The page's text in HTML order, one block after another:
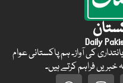
Daily
اور دیانتداری کی آواز۔ ہم پاکستانی عوام
خبریں فراہم کرتے ہیں۔